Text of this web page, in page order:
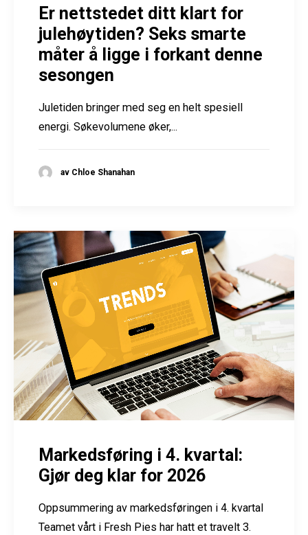
Er nettstedet ditt klart for
julehøytiden? Seks smarte
måter å ligge i forkant denne
sesongen
Juletiden bringer med seg en helt spesiell
energi. Søkevolumene øker,...
av Chloe Shanahan
Markedsføring i 4. kvartal:
Gjør deg klar for 2026
Oppsummering av markedsføringen i 4. kvartal
Teamet vårt i Fresh Pies har hatt et travelt 3.